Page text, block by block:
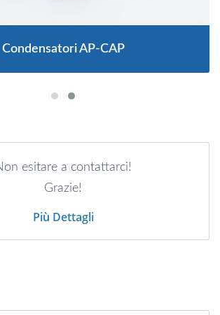
Condensatori AP-CAP
esitare a contattarci!
Grazie!
Più Dettagli